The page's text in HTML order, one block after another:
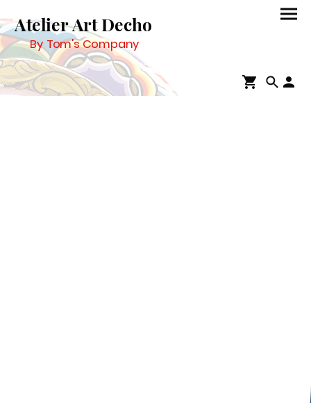
Atelier Art Decho
By Tom's Company